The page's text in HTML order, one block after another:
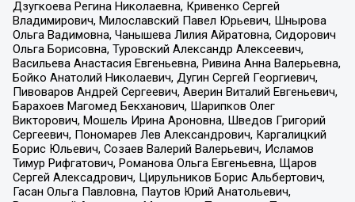
Дзугкоева Регина Николаевна, Кривенко Сергей
Владимирович, Милославский Павел Юрьевич, Шнырова
Ольга Вадимовна, Чанышева Лилия Айратовна, Сидорович
Ольга Борисовна, Туровский Александр Алексеевич,
Васильева Анастасия Евгеньевна, Ривина Анна Валерьевна,
Бойко Анатолий Николаевич, Дугин Сергей Георгиевич,
Пивоваров Андрей Сергеевич, Аверин Виталий Евгеньевич,
Барахоев Магомед Бекханович, Шарипков Олег
Викторович, Мошель Ирина Ароновна, Шведов Григорий
Сергеевич, Пономарев Лев Александрович, Каргалицкий
Борис Юльевич, Созаев Валерий Валерьевич, Исламов
Тимур Рифгатович, Романова Ольга Евгеньевна, Щаров
Сергей Алексадрович, Цирульников Борис Альбертович,
Гасан Ольга Павловна, Паутов Юрий Анатольевич,